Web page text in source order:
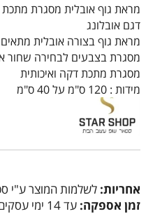
דגם אובלונג
מראת גוף בצורה אובלית מתאים
מסגרת בצבעים לבחירה שחור
מסגרת מתכת דקה ואיכותית
מידות : 120 ס"מ על 40 ס"מ
אחריות: לשלמות המוצר ע"י
זמן אספקה: עד 14 ימי עסקים